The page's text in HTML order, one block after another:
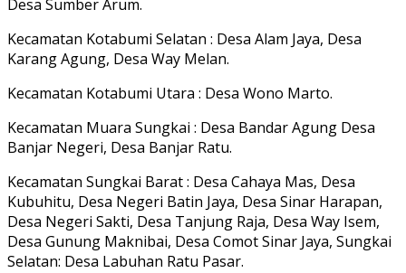
Desa Sumber Arum.
Kecamatan Kotabumi Selatan : Desa Alam Jaya, Desa
Karang Agung, Desa Way Melan.
Kecamatan Kotabumi Utara : Desa Wono Marto.
Kecamatan Muara Sungkai : Desa Bandar Agung Desa
Banjar Negeri, Desa Banjar Ratu.
Kecamatan Sungkai Barat : Desa Cahaya Mas, Desa
Kubuhitu, Desa Negeri Batin Jaya, Desa Sinar Harapan,
Desa Negeri Sakti, Desa Tanjung Raja, Desa Way Isem,
Desa Gunung Maknibai, Desa Comot Sinar Jaya, Sungkai
Selatan: Desa Labuhan Ratu Pasar.